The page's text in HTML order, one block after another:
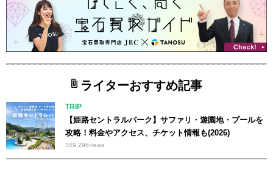
ライターおすすめ記事
TRIP
【姫路セントラルパーク】サファリ・遊園地・プールを
攻略！料金やアクセス、チケット情報も(2026)
349,296views